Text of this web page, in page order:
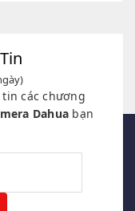
các chương
Dahua bạn